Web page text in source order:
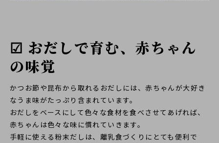
☑ おだしで育む、赤ちゃん
の味覚
かつお節や昆布から取れるおだしには、赤ちゃんが大好き
なうま味がたっぷり含まれています。
おだしをベースにして色々な食材を食べさせてあげれば、
赤ちゃんは色々な味に慣れていきます。
手軽に使える粉末だしは、離乳食づくりにとても便利で